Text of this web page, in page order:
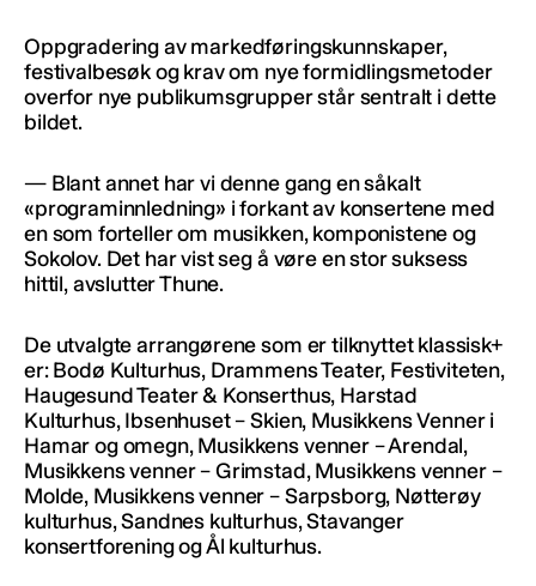
Oppgradering av markedføringskunnskaper,
festivalbesøk og krav om nye formidlingsmetoder
overfor nye publikumsgrupper står sentralt i dette
bildet.
— Blant annet har vi denne gang en såkalt
«programinnledning» i forkant av konsertene med
en som forteller om musikken, komponistene og
Sokolov. Det har vist seg å vøre en stor suksess
hittil, avslutter Thune.
De utvalgte arrangørene som er tilknyttet klassisk+
er: Bodø Kulturhus, Drammens Teater, Festiviteten,
Haugesund Teater & Konserthus, Harstad
Kulturhus, Ibsenhuset – Skien, Musikkens Venner i
Hamar og omegn, Musikkens venner – Arendal,
Musikkens venner – Grimstad, Musikkens venner –
Molde, Musikkens venner – Sarpsborg, Nøtterøy
kulturhus, Sandnes kulturhus, Stavanger
konsertforening og Ål kulturhus.